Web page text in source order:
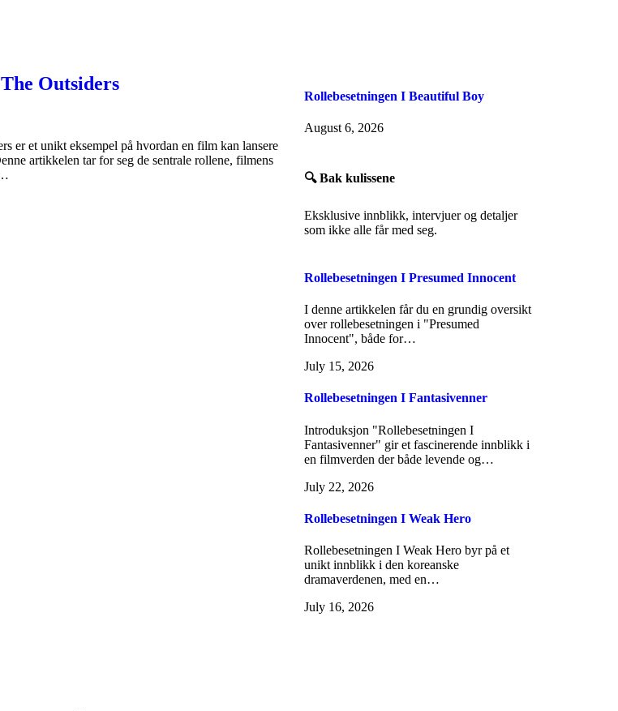
Outsiders
er et unikt eksempel på hvordan en film kan lansere
artikkelen tar for seg de sentrale rollene, filmens
Rollebesetningen I Beautiful Boy
August 6, 2026
🔍 Bak kulissene
Eksklusive innblikk, intervjuer og detaljer
som ikke alle får med seg.
Rollebesetningen I Presumed Innocent
I denne artikkelen får du en grundig oversikt
over rollebesetningen i "Presumed
Innocent", både for…
July 15, 2026
Rollebesetningen I Fantasivenner
Introduksjon "Rollebesetningen I
Fantasivenner" gir et fascinerende innblikk i
en filmverden der både levende og…
July 22, 2026
Rollebesetningen I Weak Hero
Rollebesetningen I Weak Hero byr på et
unikt innblikk i den koreanske
dramaverdenen, med en…
July 16, 2026